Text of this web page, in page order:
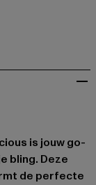
is jouw go-
bling. Deze
de perfecte